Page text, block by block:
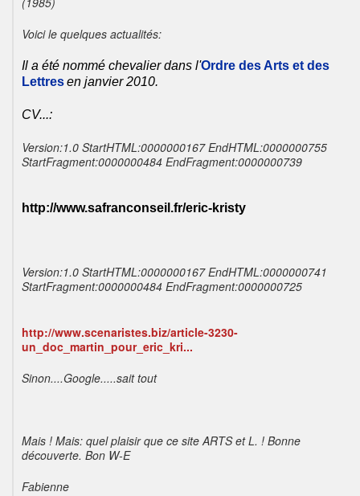
Voici le quelques actualités:
Il a été nommé chevalier dans l'Ordre des Arts et des
Lettresen janvier 2010.
CV...:
Version:1.0 StartHTML:0000000167 EndHTML:0000000755
StartFragment:0000000484 EndFragment:0000000739
http://www.safranconseil.fr/eric-kristy
Version:1.0 StartHTML:0000000167 EndHTML:0000000741
StartFragment:0000000484 EndFragment:0000000725
http://www.scenaristes.biz/article-3230-
un_doc_martin_pour_eric_kri...
Sinon....Google.....sait tout
Mais ! Mais: quel plaisir que ce site ARTS et L. ! Bonne
découverte. Bon W-E
Fabienne